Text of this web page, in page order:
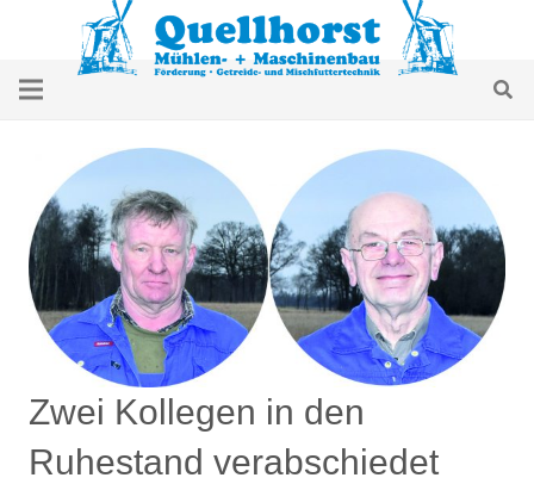
Zwei Kollegen in den
Ruhestand verabschiedet